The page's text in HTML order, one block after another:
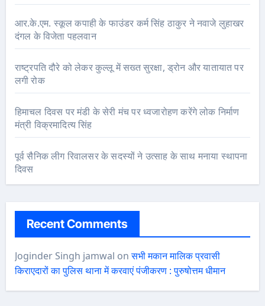
आर.के.एम. स्कूल कपाही के फाउंडर कर्म सिंह ठाकुर ने नवाजे लुहाखर
दंगल के विजेता पहलवान
राष्ट्रपति दौरे को लेकर कुल्लू में सख्त सुरक्षा, ड्रोन और यातायात पर
लगी रोक
हिमाचल दिवस पर मंडी के सेरी मंच पर ध्वजारोहण करेंगे लोक निर्माण
मंत्री विक्रमादित्य सिंह
पूर्व सैनिक लीग रिवालसर के सदस्यों ने उत्साह के साथ मनाया स्थापना
दिवस
Recent Comments
Joginder Singh jamwal onसभी मकान मालिक प्रवासी
किराएदारों का पुलिस थाना में करवाएं पंजीकरण : पुरुषोत्तम धीमान